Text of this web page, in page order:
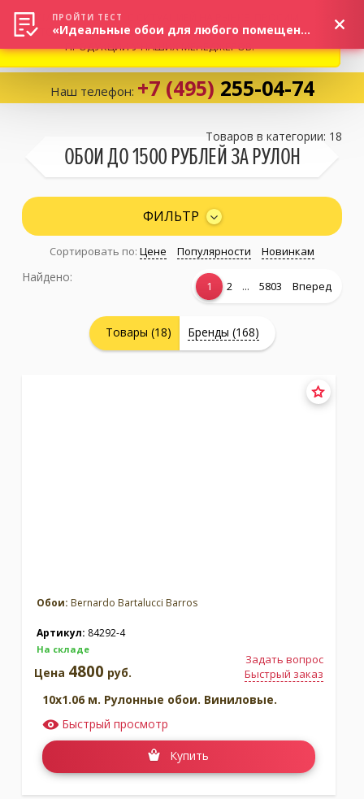
Избранное:0 товаров
Каталог
Личный кабинет
Наш телефон: +7 (495) 255-04-74
ОБОИ ДО 1500 РУБЛЕЙ ЗА РУЛОН
Товаров в категории: 18
ФИЛЬТР
Сортировать по: Цене Популярности Новинкам
1 2 ... 5803 Вперед
Найдено:
Товары (18) Бренды (168)
Обои: Bernardo Bartalucci Barros
Артикул: 84292-4
На складе
Задать вопрос
Быстрый заказ
Цена 4800 руб.
10x1.06 м. Рулонные обои. Виниловые.
Быстрый просмотр
Купить
ВНИМАНИЕ! В СВЯЗИ С СИТУАЦИЕЙ НА РЫНКЕ, ПРОСИМ
УТОЧНЯТЬ АКТУАЛЬНУЮ СТОИМОСТЬ И НАЛИЧИЕ
ПРОДУКЦИИ У НАШИХ МЕНЕДЖЕРОВ.
ПРОЙТИ ТЕСТ
«Идеальные обои для любого помещения!»